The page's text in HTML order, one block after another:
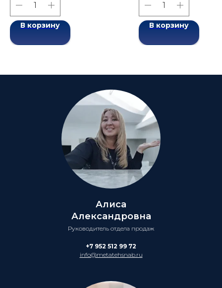
В корзину В корзину
Алиса
Александровна
Руководитель отдела продаж
+7 952 512 99 72
info@metatehsnab.ru